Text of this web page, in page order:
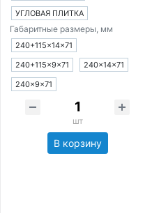
УГЛОВАЯ ПЛИТКА
Габаритные размеры, мм
240+115×14×71
240+115×9×71
240×14×71
240×9×71
шт
В корзину